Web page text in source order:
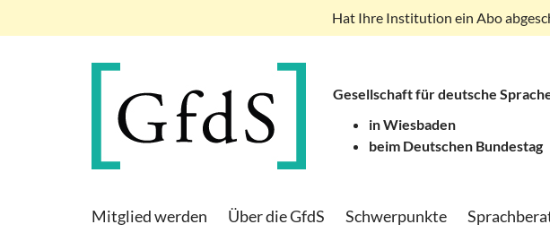
Hat Ihre Institution ein Abo
Gesellschaft für deutsche
in Wiesbaden
beim Deutschen Bundestag
Mitglied werden Über die GfdS Schwerpunkte